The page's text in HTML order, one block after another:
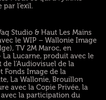
par l’exil.
Studio & Haut Les Mains
le WIP – Wallonie Image
TV 2M Maroc, en
La Lucarne, produit avec le
l’Audiovisuel de la
Fonds Image de la
La Wallonie, Brouillon
avec la Copie Privée, la
la participation du